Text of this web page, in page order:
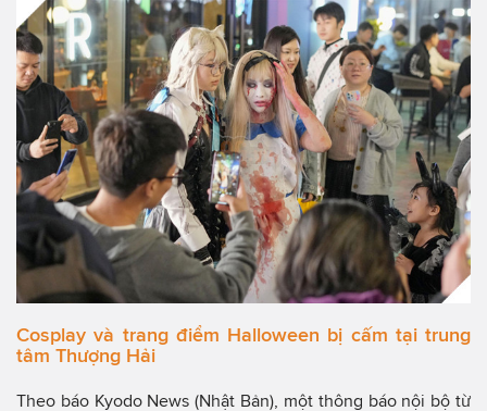
Cosplay và trang điểm Halloween bị cấm tại trung
tâm Thượng Hải
Theo báo Kyodo News (Nhật Bản), một thông báo nội bộ từ